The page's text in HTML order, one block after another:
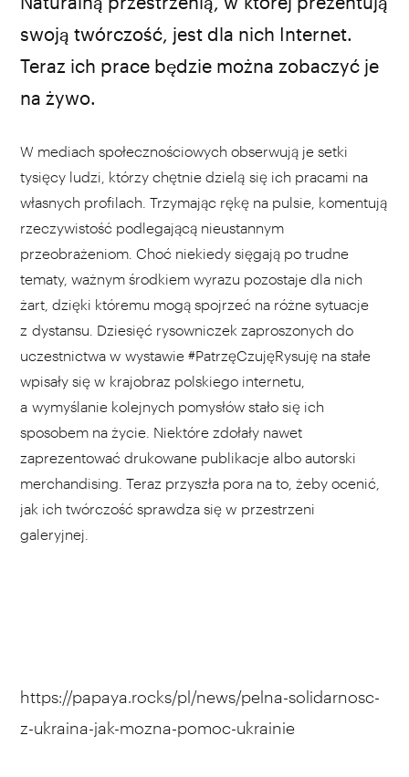
cy
swoją twórczość, jest dla nich Internet.
Teraz ich prace będzie można zobaczyć je
na żywo.
W mediach społecznościowych obserwują je setki
tysięcy ludzi, którzy chętnie dzielą się ich pracami na
własnych profilach. Trzymając rękę na pulsie, komentują
rzeczywistość podlegającą nieustannym
przeobrażeniom. Choć niekiedy sięgają po trudne
tematy, ważnym środkiem wyrazu pozostaje dla nich
żart, dzięki któremu mogą spojrzeć na różne sytuacje
z dystansu. Dziesięć rysowniczek zaproszonych do
uczestnictwa w wystawie #PatrzęCzujęRysuję na stałe
wpisały się w krajobraz polskiego internetu,
a wymyślanie kolejnych pomysłów stało się ich
sposobem na życie. Niektóre zdołały nawet
zaprezentować drukowane publikacje albo autorski
merchandising. Teraz przyszła pora na to, żeby ocenić,
jak ich twórczość sprawdza się w przestrzeni
galeryjnej.
https://papaya.rocks/pl/news/pelna-solidarnosc-
z-ukraina-jak-mozna-pomoc-ukrainie